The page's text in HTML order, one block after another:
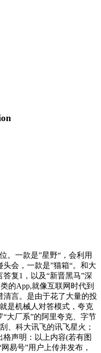
。一款是”星野“，会利用
会，一款是”猫箱“。和大
复1，以及“新晋黑马”深
的App,就像互联网时代到
言。是由于花了大量的投
是机械人对答模式，夸克
大厂系”的阿里夸克、字节
、科大讯飞的讯飞星火；
声明：以上内容(若有图
易号”用户上传并发布，